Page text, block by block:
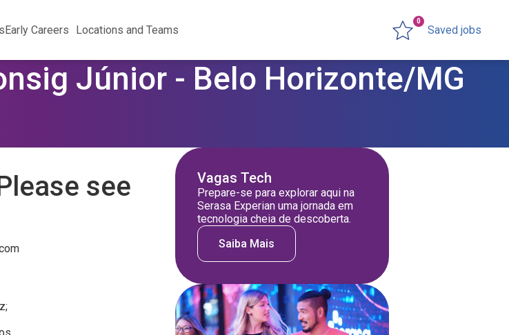
Early Careers Locations and Teams Saved jobs
0
Júnior - Belo Horizonte/MG
see
Vagas Tech
Prepare-se para explorar aqui na
Serasa Experian uma jornada em
tecnologia cheia de descoberta.
Saiba Mais